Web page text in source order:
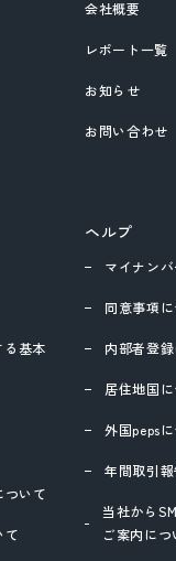
会社概要
レポート一覧
お知らせ
お問い合わせ
ヘルプ
マイナン
同意事項
内部者登
居住地国
外国peps
年間取引
当社から
ご案内につ
る基本
ついて
て
ありません
移動する